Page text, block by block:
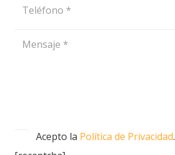
Acepto la Política de Privacidad.